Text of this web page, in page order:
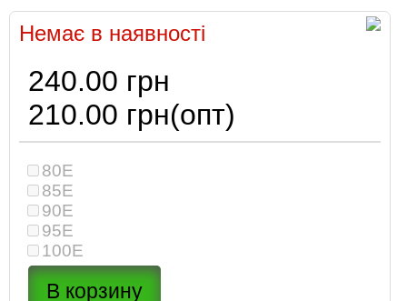
Немає в наявності
240.00 грн
210.00 грн(опт)
80E
85E
90E
95E
100E